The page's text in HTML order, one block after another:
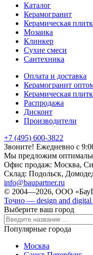
Каталог
Керамогранит
Керамическая
Мозаика
Клинкер
Сухие смеси
Сантехника
Оплата и доставка
Керамогранит
Керамическая
Распродажа
Дисконт
Производители
+7 (495) 600-3822
Звоните! Ежедневно с
Мы предложим
Офис продаж: Москва,
Склад: Подольск,
info@baupartner.ru
© 2004—2026, ООО
Точно — design and digital
Выберите ваш город
Популярные города
Москва